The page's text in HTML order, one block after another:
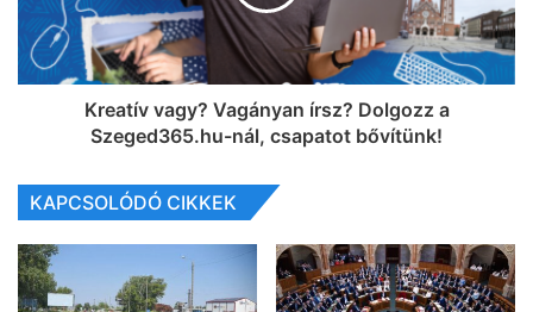
Kreatív vagy? Vagányan írsz? Dolgozz a
Szeged365.hu-nál, csapatot bővítünk!
KAPCSOLÓDÓ CIKKEK